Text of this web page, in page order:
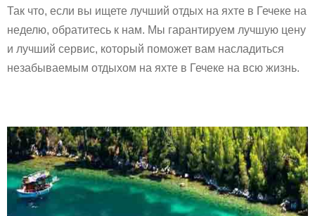
Так что, если вы ищете лучший отдых на яхте в Гечеке на
неделю, обратитесь к нам. Мы гарантируем лучшую цену
и лучший сервис, который поможет вам насладиться
незабываемым отдыхом на яхте в Гечеке на всю жизнь.